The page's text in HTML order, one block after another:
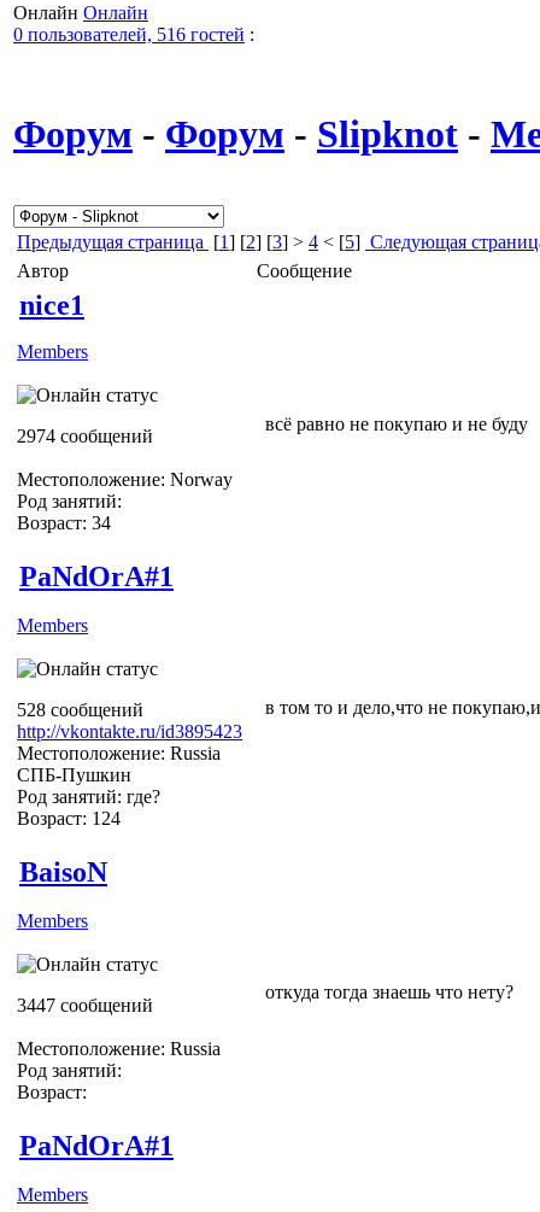
Онлайн Онлайн
0 пользователей, 516 гостей :
Форум - Форум - Slipknot -
Предыдущая страница [1] [2] [3] > 4 < [5] Следующая
Автор
Сообщение
nice1
Members
2974 сообщений
Местоположение: Norway
Род занятий:
Возраст: 34
всё равно не покупаю и не буду
PaNdOrA#1
Members
528 сообщений
http://vkontakte.ru/id3895423
Местоположение: Russia
СПБ-Пушкин
Род занятий: где?
Возраст: 124
в том то и дело,что не
BaisoN
Members
3447 сообщений
Местоположение: Russia
Род занятий:
Возраст:
откуда тогда знаешь что нету?
PaNdOrA#1
Members